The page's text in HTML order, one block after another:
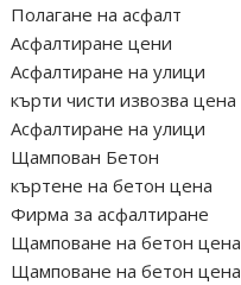
Полагане на асфалт
Асфалтиране цени
Асфалтиране на улици
кърти чисти извозва цена
Асфалтиране на улици
Щампован Бетон
къртене на бетон цена
Фирма за асфалтиране
Щамповане на бетон цена
Щамповане на бетон цена